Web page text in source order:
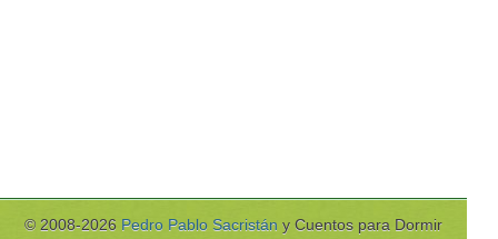
© 2008-2026 Pedro Pablo Sacristán y Cuentos para Dormir